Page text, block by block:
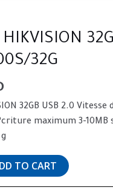
HIKVISION
32G
32GB USB 2.0
maximum 3-10MB
TO CART